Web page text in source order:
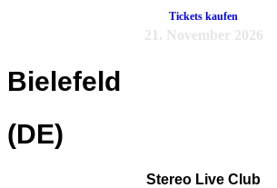
Tickets kaufen
21. November 2026
Bielefeld
(DE)
Stereo Live Club